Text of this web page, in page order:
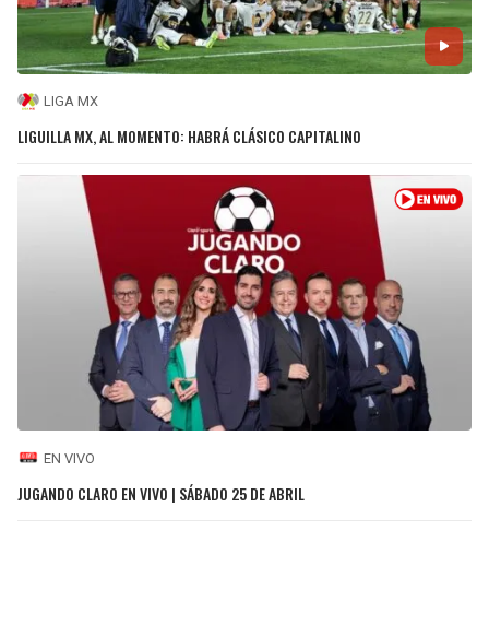
LIGA MX
LIGUILLA MX, AL MOMENTO: HABRÁ CLÁSICO CAPITALINO
EN VIVO
JUGANDO CLARO EN VIVO | SÁBADO 25 DE ABRIL